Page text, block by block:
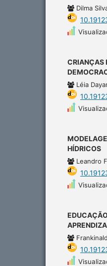
Dilma
CRIANÇAS
Léia
HÍDRICOS
Leandro